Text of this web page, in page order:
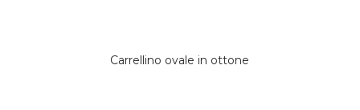
Carrellino ovale in ottone